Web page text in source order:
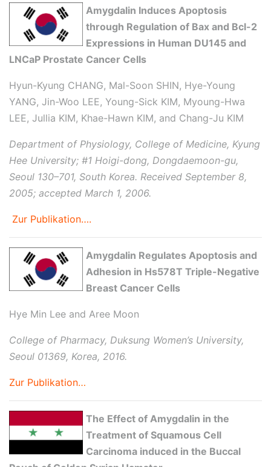
Amygdalin Induces Apoptosis
through Regulation of Bax and Bcl-2
Expressions in Human DU145 and
LNCaP Prostate Cancer Cells
Hyun-Kyung CHANG, Mal-Soon SHIN, Hye-Young
YANG, Jin-Woo LEE, Young-Sick KIM, Myoung-Hwa
LEE, Jullia KIM, Khae-Hawn KIM, and Chang-Ju KIM
Department of Physiology, College of Medicine, Kyung
Hee University; #1 Hoigi-dong, Dongdaemoon-gu,
Seoul 130–701, South Korea. Received September 8,
2005; accepted March 1, 2006.
Zur Publikation….
Amygdalin Regulates Apoptosis and
Adhesion in Hs578T Triple-Negative
Breast Cancer Cells
Hye Min Lee and Aree Moon
College of Pharmacy, Duksung Women’s University,
Seoul 01369, Korea, 2016.
Zur Publikation…
The Effect of Amygdalin in the
Treatment of Squamous Cell
Carcinoma induced in the Buccal